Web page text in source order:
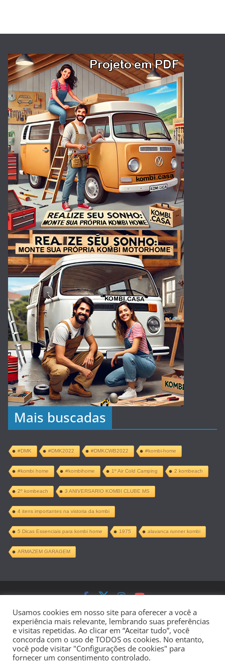
Mais buscadas
#DMK #DMK2022 #DMKCWB2022 #kombi-home
#kombi home #kombihome 1º Air Cold Camping 2 kombeach
2º kombeach 3 ANIVERSARIO KOMBI CLUBE MS
4 itens importantes na vistoria da kombi
5 Dicas Essenciais para kombi home 1975 alavanca runner kombi
ARMAZEM GARAGEM
Copyright © 2026Kombi Home –
Projeto Completo PDF. Todos os direitos
reservados.
Tema:ColorMagpor ThemeGrill.
Usamos cookies em nosso site para oferecer a você a
experiência mais relevante, lembrando suas preferências
e visitas repetidas. Ao clicar em “Aceitar tudo”, você
concorda com o uso de TODOS os cookies. No entanto,
você pode visitar "Configurações de cookies" para
fornecer um consentimento controlado.